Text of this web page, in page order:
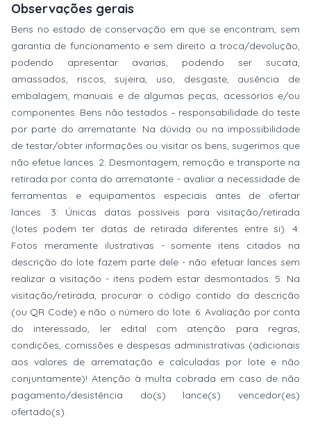
Observações gerais
Bens no estado de conservação em que se encontram, sem
garantia de funcionamento e sem direito a troca/devolução,
podendo apresentar avarias, podendo ser sucata,
amassados, riscos, sujeira, uso, desgaste, ausência de
embalagem, manuais e de algumas peças, acessórios e/ou
componentes. Bens não testados – responsabilidade do teste
por parte do arrematante. Na dúvida ou na impossibilidade
de testar/obter informações ou visitar os bens, sugerimos que
não efetue lances. 2: Desmontagem, remoção e transporte na
retirada por conta do arrematante - avaliar a necessidade de
ferramentas e equipamentos especiais antes de ofertar
lances. 3: Únicas datas possíveis para visitação/retirada
(lotes podem ter datas de retirada diferentes entre si). 4:
Fotos meramente ilustrativas - somente itens citados na
descrição do lote fazem parte dele - não efetuar lances sem
realizar a visitação - itens podem estar desmontados. 5: Na
visitação/retirada, procurar o código contido da descrição
(ou QR Code) e não o número do lote. 6: Avaliação por conta
do interessado, ler edital com atenção para regras,
condições, comissões e despesas administrativas (adicionais
aos valores de arrematação e calculadas por lote e não
conjuntamente)! Atenção à multa cobrada em caso de não
pagamento/desistência do(s) lance(s) vencedor(es)
ofertado(s).